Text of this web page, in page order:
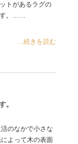
トがあるラグの
す。……
...続きを読む
。
のなかで小さな
よって木の表面